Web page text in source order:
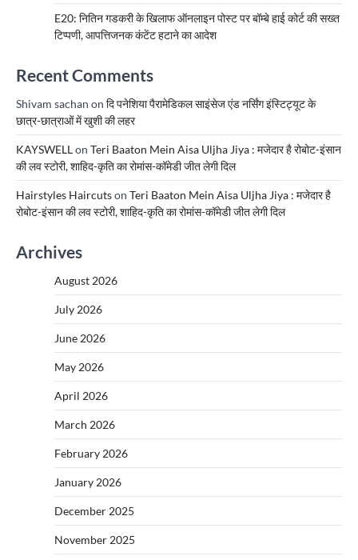
E20: नितिन गडकरी के खिलाफ ऑनलाइन पोस्ट पर बॉम्बे हाई कोर्ट की सख्त
टिप्पणी, आपत्तिजनक कंटेंट हटाने का आदेश
Recent Comments
Shivam sachan on दि पनेशिया पैरामेडिकल साइंसेज एंड नर्सिंग इंस्टिट्यूट के
छात्र-छात्राओं में खुशी की लहर
KAYSWELLon Teri Baaton Mein Aisa Uljha Jiya : मजेदार है रोबोट-इंसान
की लव स्टोरी, शाहिद-कृति का रोमांस-कॉमेडी जीत लेगी दिल
Hairstyles Haircutson Teri Baaton Mein Aisa Uljha Jiya : मजेदार है
रोबोट-इंसान की लव स्टोरी, शाहिद-कृति का रोमांस-कॉमेडी जीत लेगी दिल
Archives
August 2026
July 2026
June 2026
May 2026
April 2026
March 2026
February 2026
January 2026
December 2025
November 2025